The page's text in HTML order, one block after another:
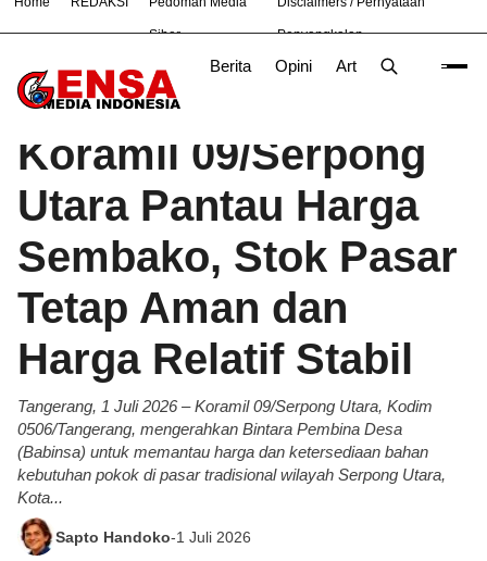
Siber Penyangkalan
Berita Opini Artikel
# Bekasi Cara Ekonomi Informasi Nasional
Beranda/Berita
Koramil 09/Serpong
Utara Pantau Harga
Sembako, Stok Pasar
Tetap Aman dan
Harga Relatif Stabil
Tangerang, 1 Juli 2026 – Koramil 09/Serpong Utara, Kodim
0506/Tangerang, mengerahkan Bintara Pembina Desa
(Babinsa) untuk memantau harga dan ketersediaan bahan
kebutuhan pokok di pasar tradisional wilayah Serpong Utara,
Kota...
Sapto Handoko-1 Juli 2026